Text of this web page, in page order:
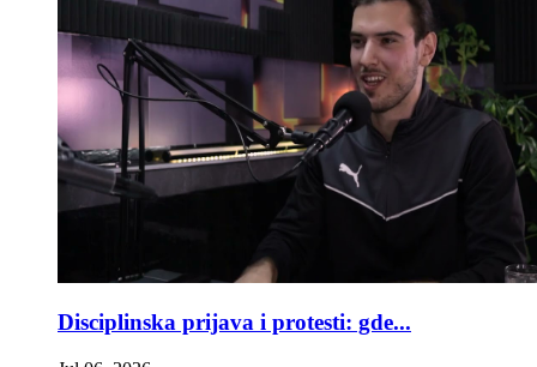
Disciplinska prijava i protesti: gde...